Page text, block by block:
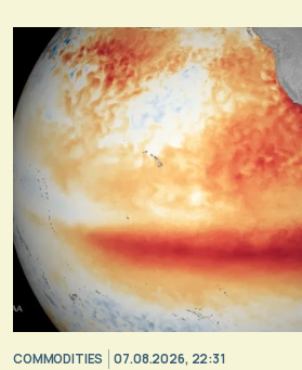
COMMODITIES 07.08.2026, 22:31